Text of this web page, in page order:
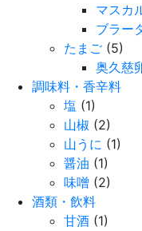
マスカ
ブラー
たまご (5)
奥久慈
調味料・香辛料
塩 (1)
山椒 (2)
山うに (1)
醤油 (1)
味噌 (2)
酒類・飲料
甘酒 (1)